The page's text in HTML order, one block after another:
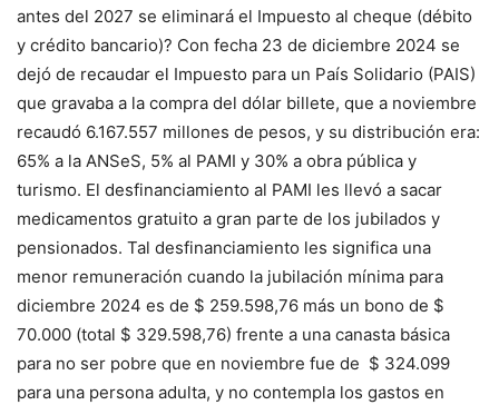
antes del 2027 se eliminará el Impuesto al cheque (débito
y crédito bancario)? Con fecha 23 de diciembre 2024 se
dejó de recaudar el Impuesto para un País Solidario (PAIS)
que gravaba a la compra del dólar billete, que a noviembre
recaudó 6.167.557 millones de pesos, y su distribución era:
65% a la ANSeS, 5% al PAMI y 30% a obra pública y
turismo. El desfinanciamiento al PAMI les llevó a sacar
medicamentos gratuito a gran parte de los jubilados y
pensionados. Tal desfinanciamiento les significa una
menor remuneración cuando la jubilación mínima para
diciembre 2024 es de $ 259.598,76 más un bono de $
70.000 (total $ 329.598,76) frente a una canasta básica
para no ser pobre que en noviembre fue de $ 324.099
para una persona adulta, y no contempla los gastos en